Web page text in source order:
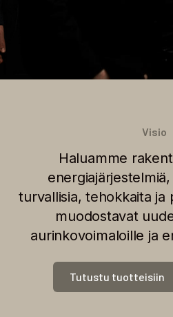
Visio
Haluamme
turvallisia, tehokkaita ja
muodostavat
aurinkovoimaloille ja
Tutustu tuotteisiin